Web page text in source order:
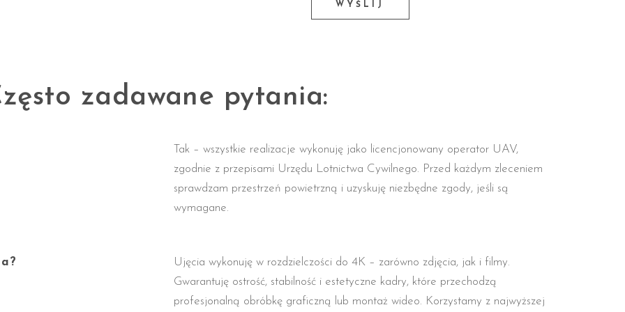
zadawane pytania:
Tak – wszystkie realizacje wykonuję jako licencjonowany operator UAV,
zgodnie z przepisami Urzędu Lotnictwa Cywilnego. Przed każdym zleceniem
sprawdzam przestrzeń powietrzną i uzyskuję niezbędne zgody, jeśli są
wymagane.
Ujęcia wykonuję w rozdzielczości do 4K – zarówno zdjęcia, jak i filmy.
Gwarantuję ostrość, stabilność i estetyczne kadry, które przechodzą
profesjonalną obróbkę graficzną lub montaż wideo. Korzystamy z najwyższej